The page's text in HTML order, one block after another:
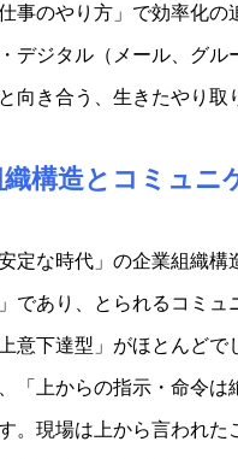
仕事のやり方」で効率化
デジタル（メール、グル
向き合う、生きたやり取
織構造とコミュニ
安定な時代」の企業組織構
であり、とられるコミュ
上意下達型」がほとんど
「上からの指示・命令は
。現場は上から言われた